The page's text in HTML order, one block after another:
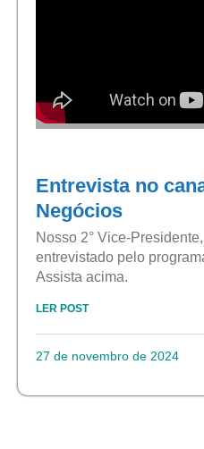
Entrevista no
Negócios
Nosso 2° Vice-
entrevistado pelo
Assista acima.
LER POST
27 de novembro de 2024